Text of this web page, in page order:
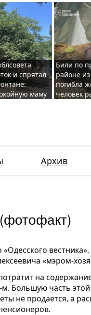
и спрятал
маму
Били по
районе
погибла
человек
Архив
«мэром-
на
Большую часть
не продается, а